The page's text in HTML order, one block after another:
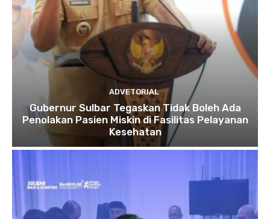
ADVETORIAL
Gubernur Sulbar Tegaskan Tidak Boleh Ada
Penolakan Pasien Miskin di Fasilitas Pelayanan
Kesehatan